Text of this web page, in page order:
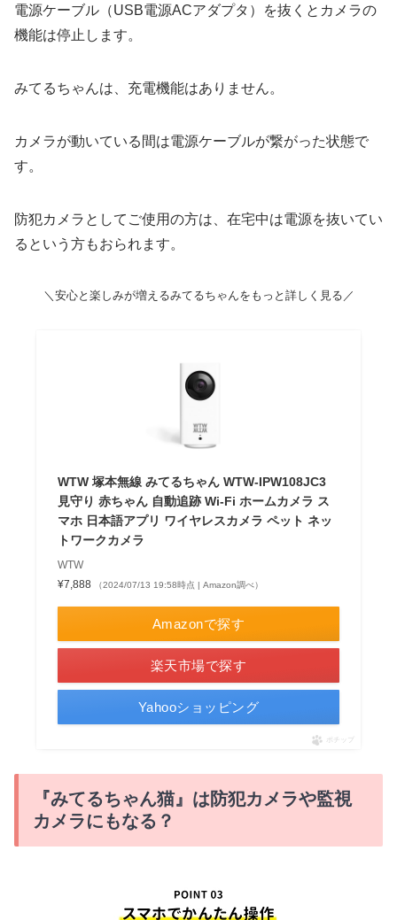
電源ケーブル（USB電源ACアダプタ）を抜くとカメラの
機能は停止します。
みてるちゃんは、充電機能はありません。
カメラが動いている間は電源ケーブルが繋がった状態で
す。
防犯カメラとしてご使用の方は、在宅中は電源を抜いてい
るという方もおられます。
＼安心と楽しみが増えるみてるちゃんをもっと詳しく見る／
WTW 塚本無線 みてるちゃん WTW-IPW108JC3
見守り 赤ちゃん 自動追跡 Wi-Fi ホームカメラ ス
マホ 日本語アプリ ワイヤレスカメラ ペット ネッ
トワークカメラ
WTW
¥7,888
（2024/07/13 19:58時点 | Amazon調べ）
Amazonで探す
楽天市場で探す
Yahooショッピング
ポチップ
『みてるちゃん猫』は防犯カメラや監視
カメラにもなる？